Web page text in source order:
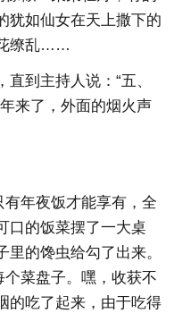
犹如仙女在天上撒下的
缭乱……
到主持人说：“五、
来了，外面的烟火声
有年夜饭才能享有，全
口的饭菜摆了一大桌
的馋虫给勾了出来。
菜盘子。嘿，收获不
的吃了起来，由于吃得